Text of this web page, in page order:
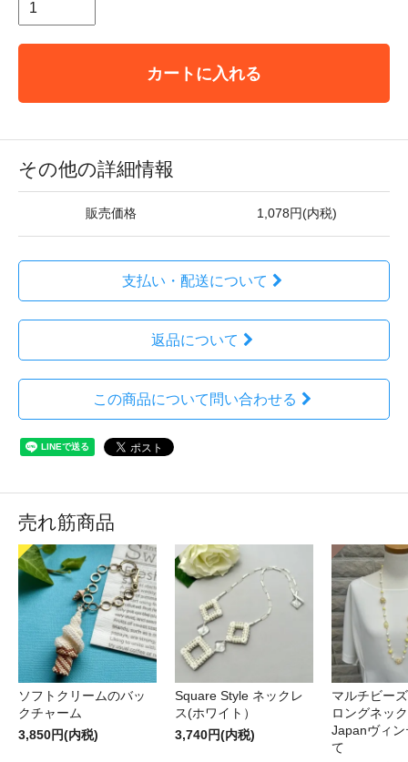
カートに入れる
その他の詳細情報
販売価格 1,078円(内税)
支払い・配送について
返品について
この商品について問い合わせる
売れ筋商品
ソフトクリームのバッ
クチャーム
3,850円(内税)
Square Style ネックレ
ス(ホワイト）
3,740円(内税)
マルチビー
ロングネッ
Japanヴィ
て